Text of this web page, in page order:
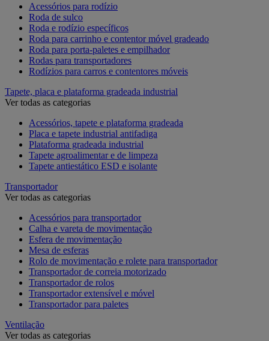
Acessórios para rodízio
Roda de sulco
Roda e rodízio específicos
Roda para carrinho e contentor móvel gradeado
Roda para porta-paletes e empilhador
Rodas para transportadores
Rodízios para carros e contentores móveis
Tapete, placa e plataforma gradeada industrial
Ver todas as categorias
Acessórios, tapete e plataforma gradeada
Placa e tapete industrial antifadiga
Plataforma gradeada industrial
Tapete agroalimentar e de limpeza
Tapete antiestático ESD e isolante
Transportador
Ver todas as categorias
Acessórios para transportador
Calha e vareta de movimentação
Esfera de movimentação
Mesa de esferas
Rolo de movimentação e rolete para transportador
Transportador de correia motorizado
Transportador de rolos
Transportador extensível e móvel
Transportador para paletes
Ventilação
Ver todas as categorias